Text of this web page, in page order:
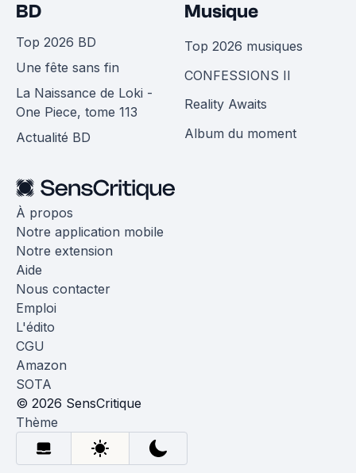
BD
Top 2026 BD
Une fête sans fin
La Naissance de Loki -
One Piece, tome 113
Actualité BD
Musique
Top 2026 musiques
CONFESSIONS II
Reality Awaits
Album du moment
À propos
Notre application mobile
Notre extension
Aide
Nous contacter
Emploi
L'édito
CGU
Amazon
SOTA
© 2026 SensCritique
Thème